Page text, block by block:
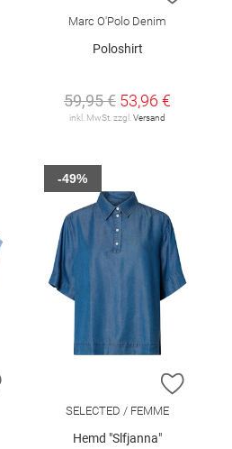
Marc O'Polo Denim
Poloshirt
59,95 € 53,96 €
inkl. MwSt. zzgl. Versand
ZUR WUNSCHLISTE HINZUFÜGEN
ZUR
SELECTED / FEMME
Hemd "Slfjanna"
-49%